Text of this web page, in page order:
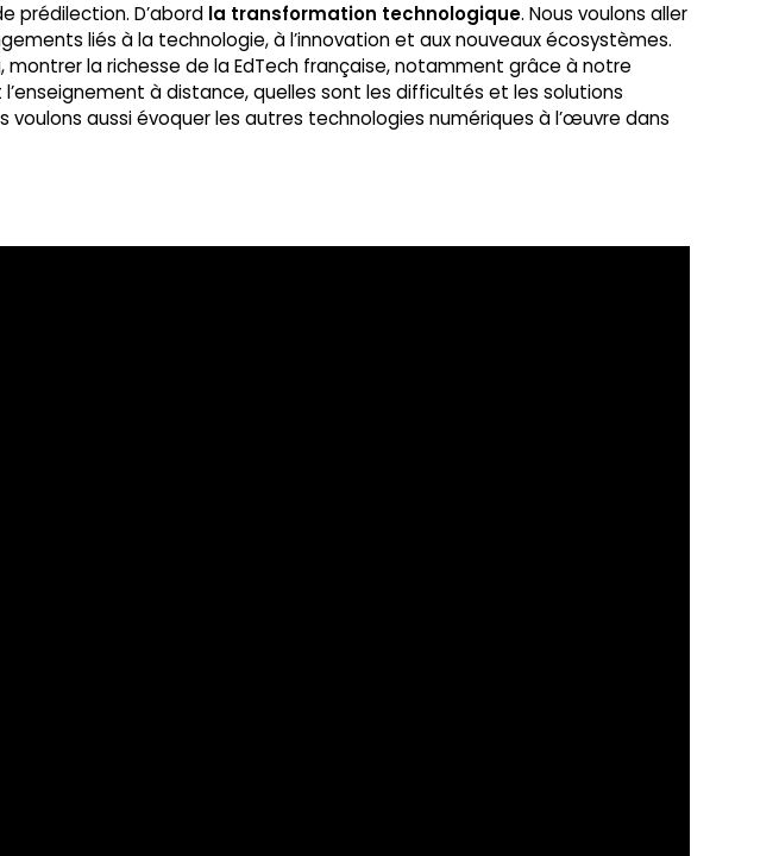
prédilection. D’abord la transformation technologique. Nous voulons aller
liés à la technologie, à l’innovation et aux nouveaux écosystèmes.
la richesse de la EdTech française, notamment grâce à notre
à distance, quelles sont les difficultés et les solutions
aussi évoquer les autres technologies numériques à l’œuvre dans